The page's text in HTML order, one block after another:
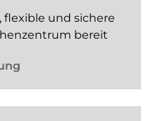
flexible und sichere
bereit